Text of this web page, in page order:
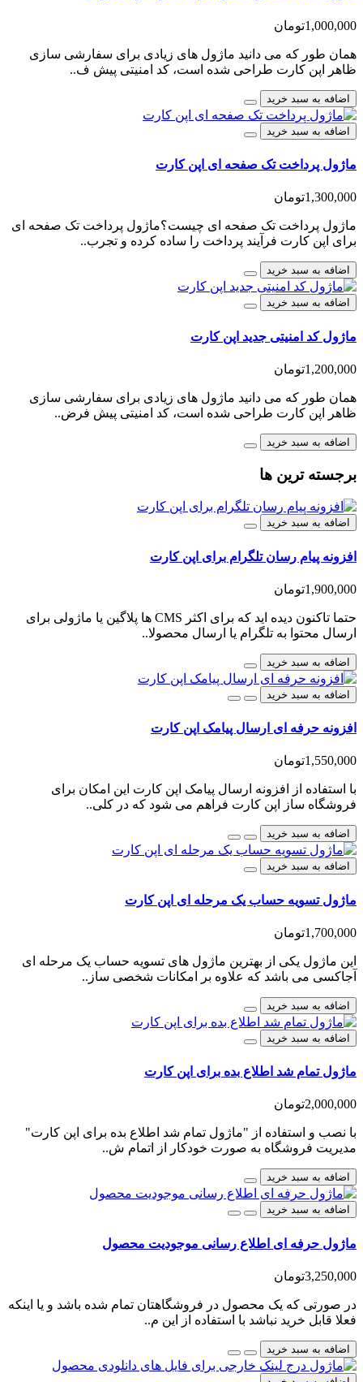
1,000,000تومان
همان طور که می دانید ماژول های زیادی برای سفارشی سازی
ظاهر اپن کارت طراحی شده است، کد امنیتی پیش ف..
اضافه به سبد خرید
اضافه به سبد خرید
ماژول پرداخت تک صفحه ای اپن کارت
1,300,000تومان
ماژول پرداخت تک صفحه ای چیست؟ماژول پرداخت تک صفحه ای
برای اپن کارت فرآیند پرداخت را ساده کرده و تجرب..
اضافه به سبد خرید
اضافه به سبد خرید
ماژول کد امنیتی جدید اپن کارت
1,200,000تومان
همان طور که می دانید ماژول های زیادی برای سفارشی سازی
ظاهر اپن کارت طراحی شده است، کد امنیتی پیش فرض..
اضافه به سبد خرید
برجسته ترین ها
اضافه به سبد خرید
افزونه پیام رسان تلگرام برای اپن کارت
1,900,000تومان
حتما تاکنون دیده اید که برای اکثر CMS ها پلاگین یا ماژولی برای
ارسال محتوا به تلگرام یا ارسال محصولا..
اضافه به سبد خرید
اضافه به سبد خرید
افزونه حرفه ای ارسال پیامک اپن کارت
1,550,000تومان
با استفاده از افزونه ارسال پیامک اپن کارت این امکان برای
فروشگاه ساز اپن کارت فراهم می شود که در کلی..
اضافه به سبد خرید
اضافه به سبد خرید
ماژول تسویه حساب یک مرحله ای اپن کارت
1,700,000تومان
این ماژول یکی از بهترین ماژول های تسویه حساب یک مرحله ای
آجاکسی می باشد که علاوه بر امکانات شخصی ساز..
اضافه به سبد خرید
اضافه به سبد خرید
ماژول تمام شد اطلاع بده برای اپن کارت
2,000,000تومان
با نصب و استفاده از "ماژول تمام شد اطلاع بده برای اپن کارت"
مدیریت فروشگاه به صورت خودکار از اتمام ش..
اضافه به سبد خرید
اضافه به سبد خرید
ماژول حرفه ای اطلاع رسانی موجودیت محصول
3,250,000تومان
در صورتی که یک محصول در فروشگاهتان تمام شده باشد و یا اینکه
فعلا قابل خرید نباشد با استفاده از این م..
اضافه به سبد خرید